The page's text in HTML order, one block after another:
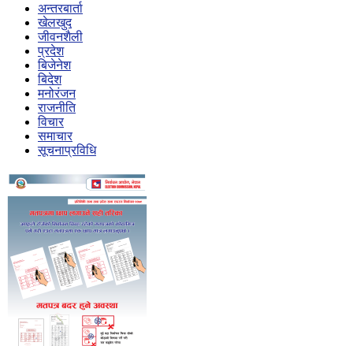
अन्तरबार्ता
खेलखुद
जीवनशैली
प्रदेश
बिजेनेश
बिदेश
मनोरंजन
राजनीति
विचार
समाचार
सूचनाप्रविधि